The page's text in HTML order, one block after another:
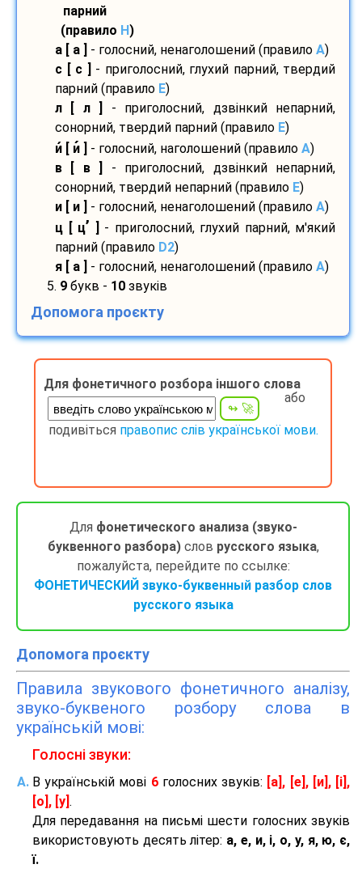
парний
(правило H)
а [ а ]
- голосний, ненаголошений (правило A)
с [ с ]
- приголосний, глухий парний, твердий
парний (правило E)
л [ л ]
- приголосний, дзвінкий непарний,
сонорний, твердий парний (правило E)
и [ и - голосний, наголошений (правило A)
в [ в ]
- приголосний, дзвінкий непарний,
сонорний, твердий непарний (правило E)
и [ и ]
- голосний, ненаголошений (правило A)
ц [ ц’
- приголосний, глухий парний, м'який
парний (правило D2)
я [ а ]
- голосний, ненаголошений (правило A)
5. 9 букв - 10 звуків
Допомога проєкту
Для фонетичного розбора іншого слова
або
подивіться правопис слів української мови.
Для фонетического анализа (звуко-
буквенного разбора)слов русского языка,
пожалуйста, перейдите по ссылке:
ФОНЕТИЧЕСКИЙ звуко-буквенный разбор слов
русского языка
Допомога проєкту
Правила звукового фонетичного аналізу,
звуко-буквеного розбору слова в
українській мові:
Голосні звуки:
В українській мові 6голосних звуків:
[а], [е], [и], [і],
[о], [у] .
Для передавання на письмі шести голосних звуків
використовують десять літер: а, е, и, і, о, у, я, ю, є,
ї.